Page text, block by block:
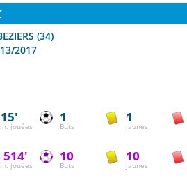
(34)
2017
jouées
1
Buts
1
Jaunes
514'
jouées
10
Buts
10
Jaunes